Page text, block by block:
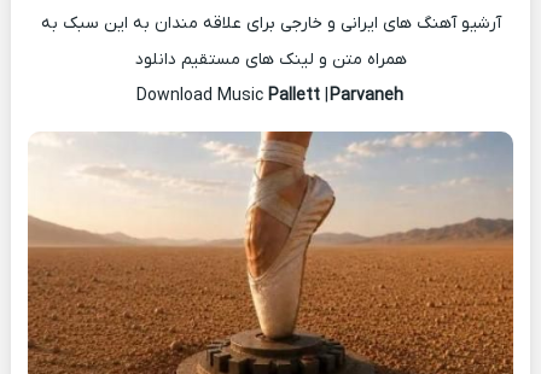
آرشیو آهنگ های ایرانی و خارجی برای علاقه مندان به این سبک به
همراه متن و لینک های مستقیم دانلود
Pallett |Parvaneh